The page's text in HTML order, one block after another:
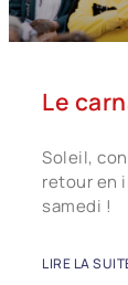
Le
Soleil,
retour en
samedi !
LIRE LA